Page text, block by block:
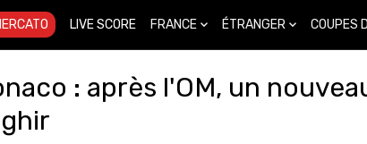
LIVE SCORE FRANCE ÉTRANGER COUPES
: après l'OM, un